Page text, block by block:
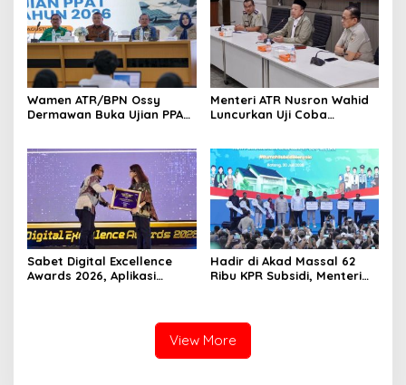
Wamen ATR/BPN Ossy
Dermawan Buka Ujian PPAT
Menteri ATR Nusron Wahid
Luncurkan Uji Coba
Sabet Digital Excellence
Awards 2026, Aplikasi
Hadir di Akad Massal 62
Ribu KPR Subsidi, Menteri
View More